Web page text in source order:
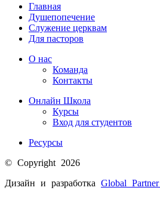
Главная
Душепопечение
Служение церквам
Для пасторов
О нас
Команда
Контакты
Онлайн Школа
Курсы
Вход для студентов
Ресурсы
© Copyright 2026
Дизайн и разработка Global Partner